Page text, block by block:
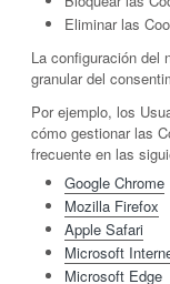
Eliminar las
La configuración del
granular del
Por ejemplo, los
cómo gestionar las
frecuente en las
Google Chrome
Mozilla Firefox
Apple Safari
Microsoft
Microsoft Edge